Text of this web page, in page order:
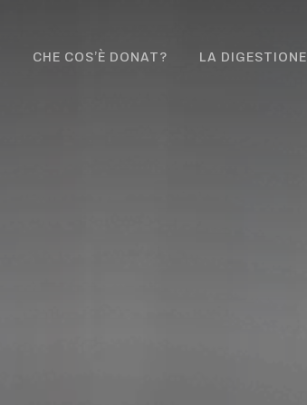
CHE COS’È DONAT? LA DIGESTIONE